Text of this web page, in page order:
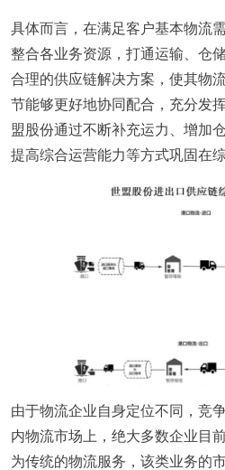
具体而言，在满足客户基本物流
整合各业务资源，打通运输、仓
合理的供应链解决方案，使其物
节能够更好地协同配合，充分发
盟股份通过不断补充运力、增加
提高综合运营能力等方式巩固在
由于物流企业自身定位不同，竞
内物流市场上，绝大多数企业目
为传统的物流服务，该类业务的